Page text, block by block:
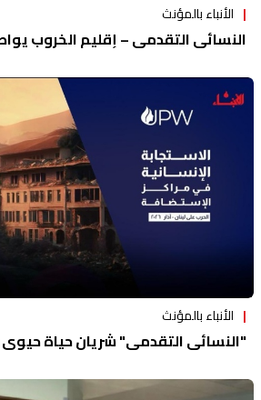
الأنباء بالمؤنث
النسائي التقدمي – إقليم الخروب
الأنباء بالمؤنث
"النسائي التقدمي" شريان حياة حيوي